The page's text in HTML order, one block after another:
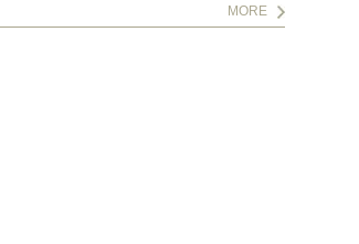
MORE